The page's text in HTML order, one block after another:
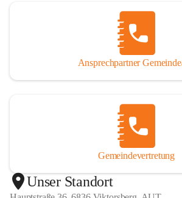
Ansprechpartner
Gemeindevertretung
Unser Standort